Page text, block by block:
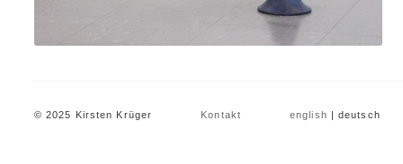
© 2025 Kirsten Krüger Kontakt english | deutsch